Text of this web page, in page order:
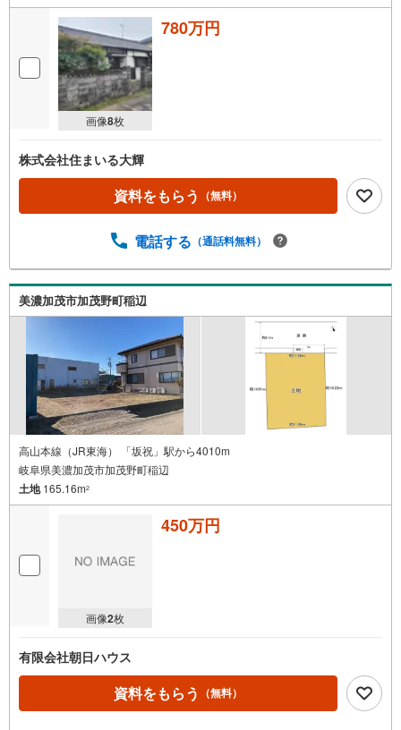
画像8枚
780万円
株式会社住まいる大輝
資料をもらう （無料）
電話する （通話料無料）
美濃加茂市加茂野町稲辺
高山本線（JR東海） 「坂祝」駅から4010m
岐阜県美濃加茂市加茂野町稲辺
土地165.16m2
画像2枚
450万円
有限会社朝日ハウス
資料をもらう （無料）